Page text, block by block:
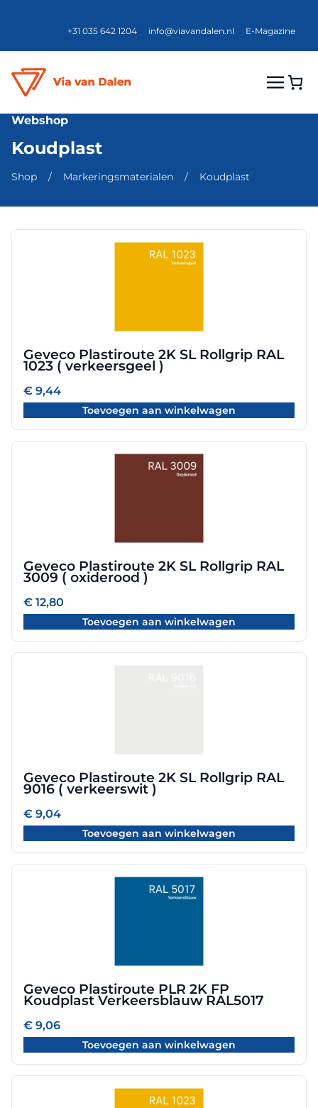
+31 035 642 1204 info@viavandalen.nl E-Magazine
Webshop
Koudplast
Shop / Markeringsmaterialen / Koudplast
Geveco Plastiroute 2K SL Rollgrip RAL
1023 ( verkeersgeel )
€ 9,44
Toevoegen aan winkelwagen
Geveco Plastiroute 2K SL Rollgrip RAL
3009 ( oxiderood )
€ 12,80
Toevoegen aan winkelwagen
Geveco Plastiroute 2K SL Rollgrip RAL
9016 ( verkeerswit )
€ 9,04
Toevoegen aan winkelwagen
Geveco Plastiroute PLR 2K FP
Koudplast Verkeersblauw RAL5017
€ 9,06
Toevoegen aan winkelwagen